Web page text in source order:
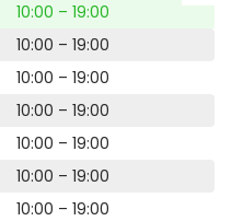
10:00 – 19:00
10:00 – 19:00
10:00 – 19:00
10:00 – 19:00
10:00 – 19:00
10:00 – 19:00
10:00 – 19:00